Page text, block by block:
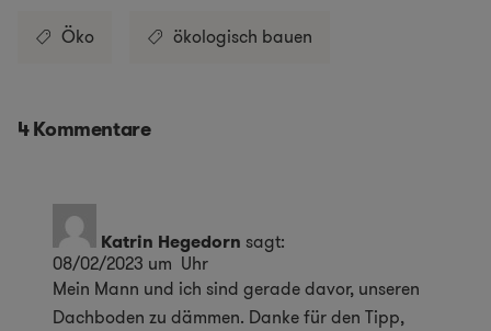
Öko ökologisch bauen
4 Kommentare
Katrin Hegedorn sagt:
08/02/2023 um Uhr
Mein Mann und ich sind gerade davor, unseren
Dachboden zu dämmen. Danke für den Tipp,